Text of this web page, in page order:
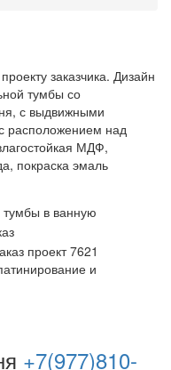
заказчика. Дизайн
тумбы со
с выдвижными
расположением над
МДФ,
покраска эмаль
+7(977)810-